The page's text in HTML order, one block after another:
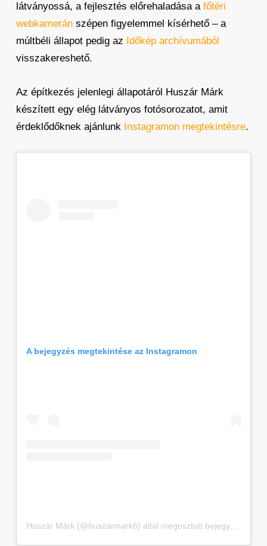
látványossá, a fejlesztés előrehaladása a főtéri
webkameránszépen figyelemmel kísérhető – a
múltbéli állapot pedig az Időkép archívumából
visszakereshető.
Az építkezés jelenlegi állapotáról Huszár Márk
készített egy elég látványos fotósorozatot, amit
érdeklődőknek ajánlunk Instagramon megtekintésre.
A bejegyzés megtekintése az Instagramon
Huszár Márk (@huszarmark6) által megosztott bejegyzés